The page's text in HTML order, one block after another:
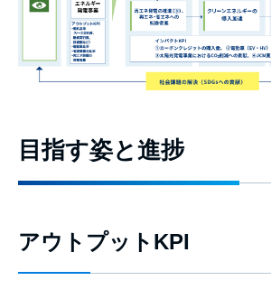
目指す姿と進捗
アウトプットKPI